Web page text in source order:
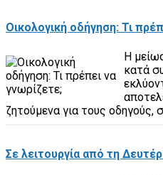
Οικολογική οδήγηση: Τι
Η
κατά
ζητούμενα για τους οδηγούς,
Σε λειτουργία από τη